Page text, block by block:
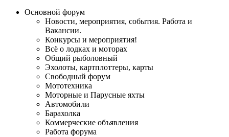
Основной форум
Новости, мероприятия, события. Работа и
Вакансии.
Конкурсы и мероприятия!
Всё о лодках и моторах
Общий рыболовный
Эхолоты, картплоттеры, карты
Свободный форум
Мототехника
Моторные и Парусные яхты
Автомобили
Барахолка
Коммерческие объявления
Работа форума